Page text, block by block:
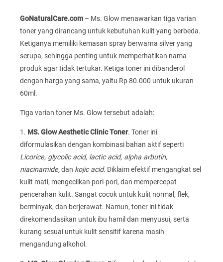
GoNaturalCare.com – Ms. Glow menawarkan tiga varian
toner yang dirancang untuk kebutuhan kulit yang berbeda.
Ketiganya memiliki kemasan spray berwarna silver yang
serupa, sehingga penting untuk memperhatikan nama
produk agar tidak tertukar. Ketiga toner ini dibanderol
dengan harga yang sama, yaitu Rp 80.000 untuk ukuran
60ml.
Tiga varian toner Ms. Glow tersebut adalah:
1. MS. Glow Aesthetic Clinic Toner. Toner ini
diformulasikan dengan kombinasi bahan aktif seperti
Licorice, glycolic acid, lactic acid, alpha arbutin,
niacinamide,dan kojic acid. Diklaim efektif mengangkat sel
kulit mati, mengecilkan pori-pori, dan mempercepat
pencerahan kulit. Sangat cocok untuk kulit normal, flek,
berminyak, dan berjerawat. Namun, toner ini tidak
direkomendasikan untuk ibu hamil dan menyusui, serta
kurang sesuai untuk kulit sensitif karena masih
mengandung alkohol.